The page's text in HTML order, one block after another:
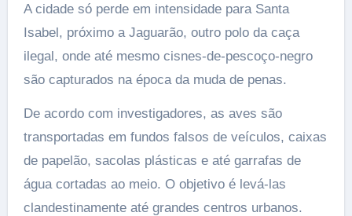
A cidade só perde em intensidade para Santa
Isabel, próximo a Jaguarão, outro polo da caça
ilegal, onde até mesmo cisnes-de-pescoço-negro
são capturados na época da muda de penas.
De acordo com investigadores, as aves são
transportadas em fundos falsos de veículos, caixas
de papelão, sacolas plásticas e até garrafas de
água cortadas ao meio. O objetivo é levá-las
clandestinamente até grandes centros urbanos.